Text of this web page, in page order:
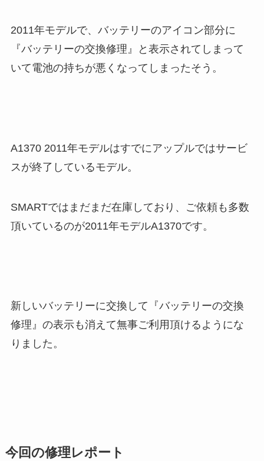
2011年モデルで、バッテリーのアイコン部分に
『バッテリーの交換修理』と表示されてしまって
いて電池の持ちが悪くなってしまったそう。
A1370 2011年モデルはすでにアップルではサービ
スが終了しているモデル。
SMARTではまだまだ在庫しており、ご依頼も多数
頂いているのが2011年モデルA1370です。
新しいバッテリーに交換して『バッテリーの交換
修理』の表示も消えて無事ご利用頂けるようにな
りました。
今回の修理レポート